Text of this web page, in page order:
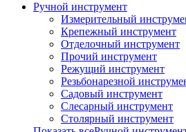
Ручной инструмент
Измерительный
Крепежный инструмент
Отделочный инструмент
Прочий инструмент
Режущий инструмент
Резьбонарезной
Садовый инструмент
Слесарный инструмент
Столярный инструмент